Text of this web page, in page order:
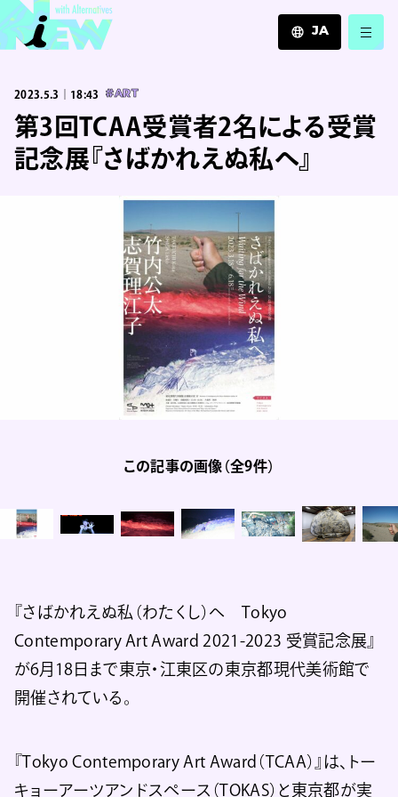
JA
ZH
2023.5.3｜18:43 #ART
第3回TCAA受賞者2名による受賞
記念展『さばかれえぬ私へ』
この記事の画像（全9件）
『さばかれえぬ私（わたくし）へ Tokyo
Contemporary Art Award 2021-2023 受賞記念展』
が6月18日まで東京・江東区の東京都現代美術館で
開催されている。
『Tokyo Contemporary Art Award（TCAA）』は、トー
キョーアーツアンドスペース（TOKAS）と東京都が実